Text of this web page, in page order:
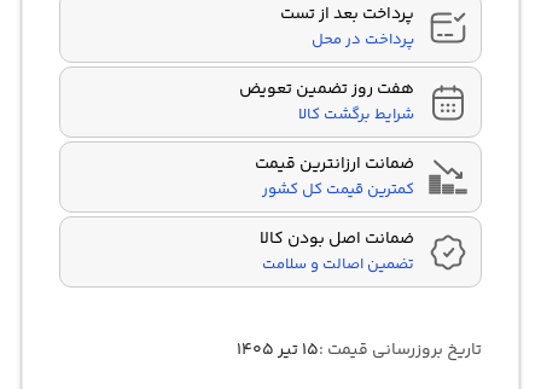
پرداخت بعد از تست
پرداخت در محل
هفت روز تضمین تعویض
شرایط برگشت کالا
ضمانت ارزانترین قیمت
کمترین قیمت کل کشور
ضمانت اصل بودن کالا
تضمین اصالت و سلامت
تاریخ بروزرسانی قیمت :۱۵ تیر ۱۴۰۵